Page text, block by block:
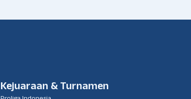
Kejuaraan & Turnamen